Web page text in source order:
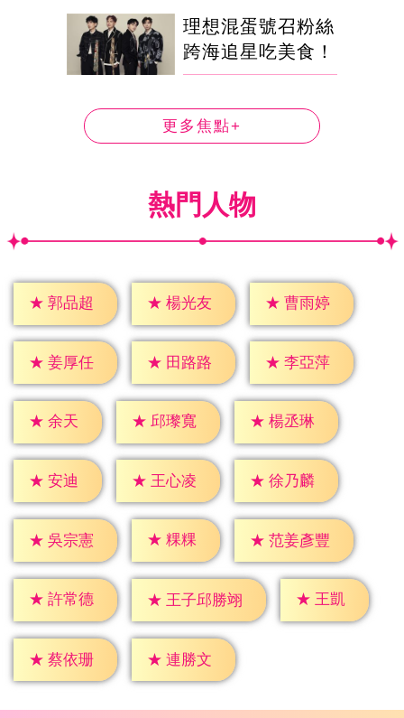
理想混蛋號召粉絲
跨海追星吃美食！
更多焦點+
熱門人物
★ 郭品超 ★ 楊光友 ★ 曹雨婷
★ 姜厚任 ★ 田路路 ★ 李亞萍
★ 余天 ★ 邱瓈寬 ★ 楊丞琳
★ 安迪 ★ 王心凌 ★ 徐乃麟
★ 吳宗憲 ★ 粿粿 ★ 范姜彥豐
★ 許常德 ★ 王子邱勝翊 ★ 王凱
★ 蔡依珊 ★ 連勝文